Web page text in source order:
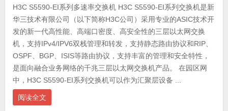
H3C S5590-EI系列多速率交换机 H3C S5590-EI系列交换机是新
华三技术有限公司（以下简称H3C公司）采用专业的ASIC技术开
发的新一代高性能、高端口密度、高安全性的三层以太网交换
机，支持IPv4/IPV6双栈管理和转发，支持静态路由协议和RIP、
OSPF、BGP、ISIS等路由协议，支持丰富的管理和安全特性，
是面向融合业务网络的千兆三层以太网交换机产品。 在园区网
中，H3C S5590-EI系列交换机可以作为汇聚层设备 ...
阅读全文